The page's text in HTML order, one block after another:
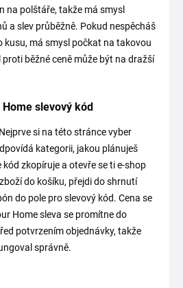
na polštáře, takže má smysl
a slev průběžně. Pokud nespěcháš
kusu, má smysl počkat na takovou
běžné ceně může být na dražší
slevový kód
si na této stránce vyber
kategorii, jakou plánuješ
zkopíruje a otevře se ti e-shop
do košíku, přejdi do shrnutí
do pole pro slevový kód. Cena se
Home sleva se promítne do
potvrzením objednávky, takže
správně.